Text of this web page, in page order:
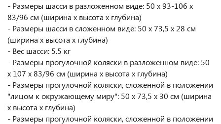
- Размеры шасси в разложенном виде: 50 x 93-106 x
83/96 см (ширина x высота x глубина)
- Размеры шасси в сложенном виде: 50 x 73,5 x 28 см
(ширина x высота x глубина)
- Вес шасси: 5.5 кг
- Размеры прогулочной коляски в разложенном виде: 50
x 107 x 83/96 см (ширина x высота x глубина)
- Размеры прогулочной коляски, сложенной в положении
"лицом к окружающему миру": 50 x 73,5 x 30 см (ширина
x высота x глубина)
- Размеры прогулочной коляски, сложенной в положении